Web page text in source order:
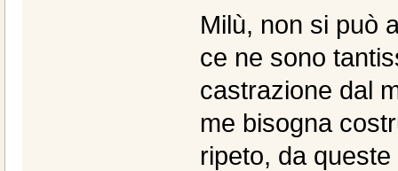
Milù, non si può
ce ne sono
castrazione dal
me bisogna
ripeto, da